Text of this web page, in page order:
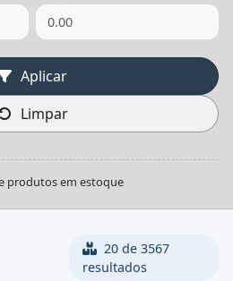
Aplicar
Limpar
produtos em estoque
20 de 3567
resultados